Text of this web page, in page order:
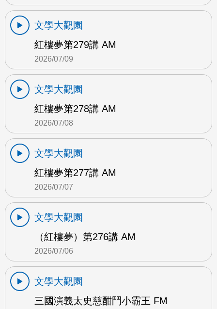
文學大觀園
紅樓夢第279講 AM
2026/07/09
文學大觀園
紅樓夢第278講 AM
2026/07/08
文學大觀園
紅樓夢第277講 AM
2026/07/07
文學大觀園
（紅樓夢）第276講 AM
2026/07/06
文學大觀園
三國演義太史慈酣鬥小霸王 FM